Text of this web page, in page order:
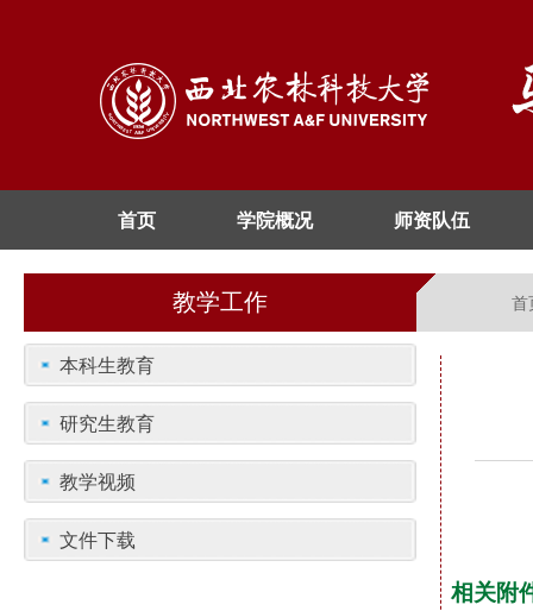
首页 学院概况 师资队伍
教学工作 首
本科生教育
研究生教育
教学视频
文件下载
相关附